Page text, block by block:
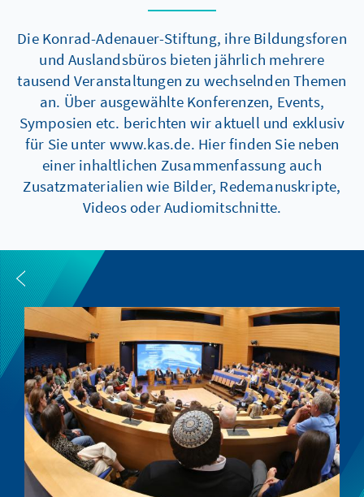
Die Konrad-Adenauer-Stiftung, ihre Bildungsforen
und Auslandsbüros bieten jährlich mehrere
tausend Veranstaltungen zu wechselnden Themen
an. Über ausgewählte Konferenzen, Events,
Symposien etc. berichten wir aktuell und exklusiv
für Sie unter www.kas.de. Hier finden Sie neben
einer inhaltlichen Zusammenfassung auch
Zusatzmaterialien wie Bilder, Redemanuskripte,
Videos oder Audiomitschnitte.